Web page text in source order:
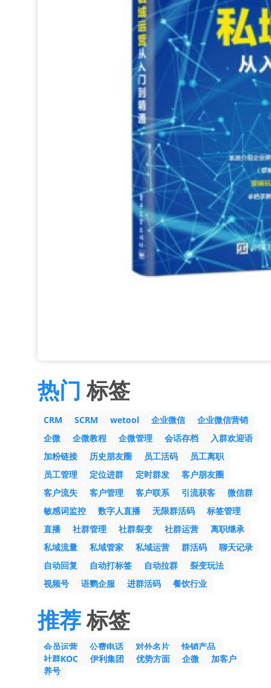
热门 标签
CRM SCRM wetool 企业微信
企业微信营销
企微
企微教程 企微管理 会话存档
入群欢迎语
加粉链接
历史朋友圈 员工活码
员工离职
员工管理
定位进群 定时群发
客户朋友圈
客户流失
客户管理 客户联系 引流获客
微信群
敏感词监控
数字人直播 无限群活码
标签管理
直播
社群管理 社群裂变 社群运营
离职继承
私域流量
私域管家 私域运营 群活码
聊天记录
自动回复
自动打标签 自动拉群
裂变玩法
视频号
语鹦企服 进群活码 餐饮行业
推荐标签
会员运营 公费电话 对外名片
快销产品
社群KOC
伊利集团 优势方面 企微
加客户
养号